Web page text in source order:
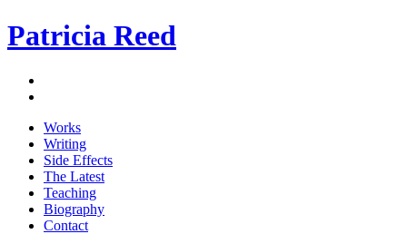
Patricia Reed
Works
Writing
Side Effects
The Latest
Teaching
Biography
Contact